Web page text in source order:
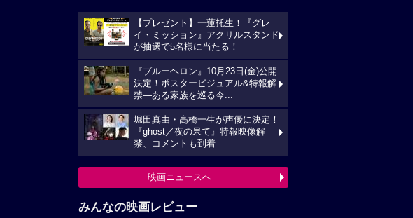
【プレゼント】一蓮托生！『グレ
イ・ミッション』アクリルスタンド
が抽選で5名様に当たる！
『ブルーヘロン』10月23日(金)公開
決定！ポスタービジュアル&特報解
禁―ある家族を巡る今...
堀田真由・高橋一生が声優に決定！
『ghost／夜の果て』特報映像解
禁、コメントも到着
映画ニュースへ
みんなの映画レビュー